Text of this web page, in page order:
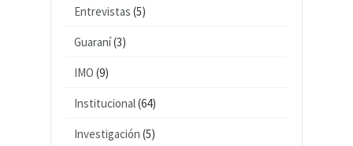
Entrevistas (5)
Guaraní(3)
IMO (9)
Institucional(64)
Investigación (5)